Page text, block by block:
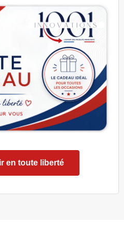
en toute liberté